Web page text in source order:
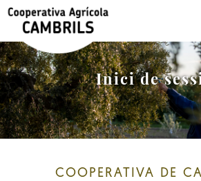
Inici de
COOPERATIVA DE
BOTIGA
LA COOPERATIVA
OLEOTOUR
PRODUCTES